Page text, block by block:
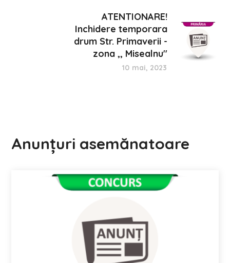
ATENTIONARE!
Inchidere temporara
drum Str. Primaverii -
zona ,, Misealnu''
10 mai, 2023
Anunțuri asemănatoare